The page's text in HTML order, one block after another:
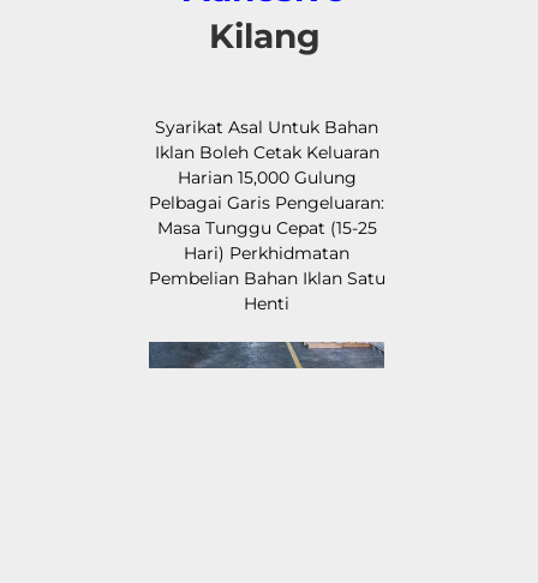
Kilang
Syarikat Asal Untuk Bahan
Iklan Boleh Cetak Keluaran
Harian 15,000 Gulung
Pelbagai Garis Pengeluaran:
Masa Tunggu Cepat (15-25
Hari) Perkhidmatan
Pembelian Bahan Iklan Satu
Henti